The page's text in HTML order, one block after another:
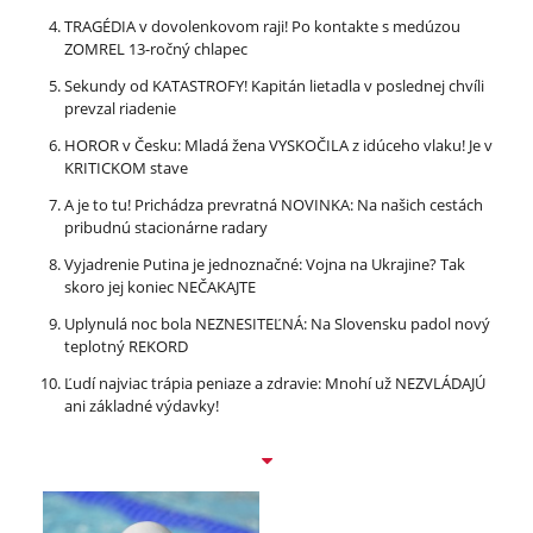
TRAGÉDIA v dovolenkovom raji! Po kontakte s medúzou
ZOMREL 13-ročný chlapec
Sekundy od KATASTROFY! Kapitán lietadla v poslednej chvíli
prevzal riadenie
HOROR v Česku: Mladá žena VYSKOČILA z idúceho vlaku! Je v
KRITICKOM stave
A je to tu! Prichádza prevratná NOVINKA: Na našich cestách
pribudnú stacionárne radary
Vyjadrenie Putina je jednoznačné: Vojna na Ukrajine? Tak
skoro jej koniec NEČAKAJTE
Uplynulá noc bola NEZNESITEĽNÁ: Na Slovensku padol nový
teplotný REKORD
Ľudí najviac trápia peniaze a zdravie: Mnohí už NEZVLÁDAJÚ
ani základné výdavky!